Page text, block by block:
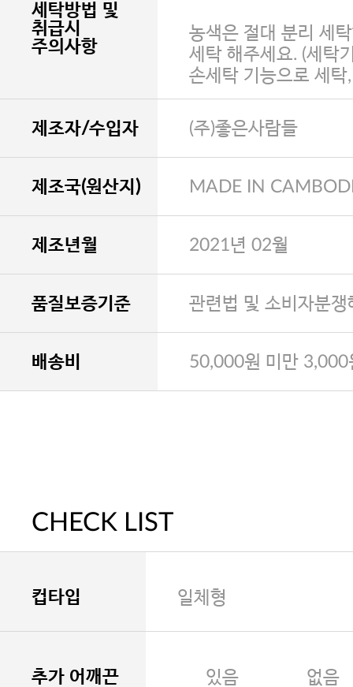
세탁방법 및
취급시
주의사항
농색은 절대 분리 세
세탁 해주세요. (세탁
손세탁 기능으로 세탁
제조자/수입자 (주)좋은사람들
제조국(원산지) MADE IN
제조년월 2021년 02월
품질보증기준 관련법 및 소비자분
배송비 50,000원 미만 3,000
CHECK LIST
컵타입 일체형
추가 어깨끈 있음 없음